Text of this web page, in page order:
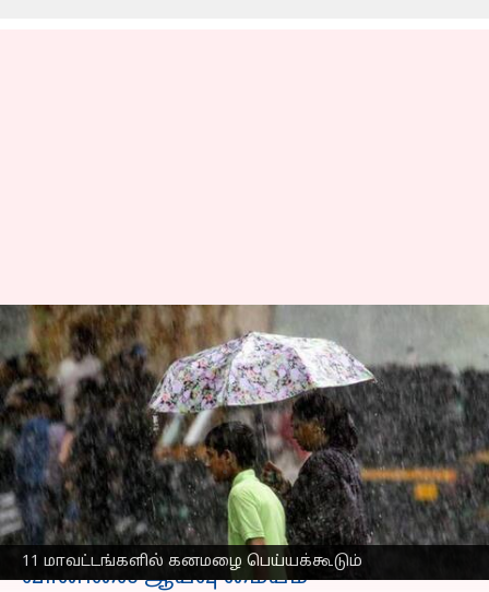
11 மாவட்டங்களில் கனமழை பெய்யக்கூடும்
இன்று 11 மாவட்டங்களில்
கனமழைக்கு வாய்ப்பு:
வானிலை ஆய்வு மையம்
அறிவிப்பு
எழுதியவர் Venkatalakshmi V Oct 13, 2025 08:28 am
செய்தி முன்னோட்டம்
வானிலை ஆய்வு மையம்